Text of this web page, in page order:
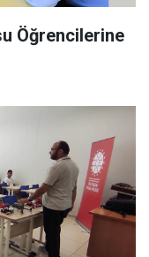
Öğrencilerine